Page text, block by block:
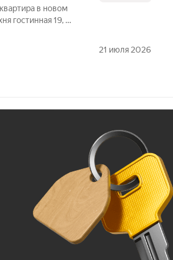
в новом
гостинная 19, 79
комната 3,92
21 июля 2026